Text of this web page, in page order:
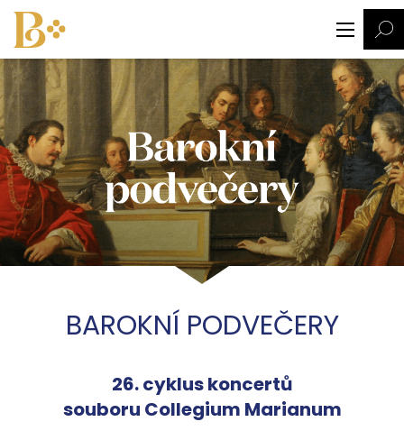
BAROKNÍ PODVEČERY
26. cyklus koncertů
souboru Collegium Marianum